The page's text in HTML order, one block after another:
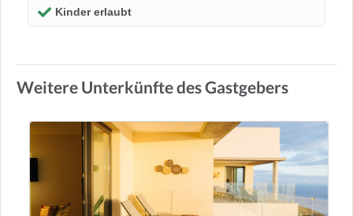
Kinder erlaubt
Weitere Unterkünfte des Gastgebers